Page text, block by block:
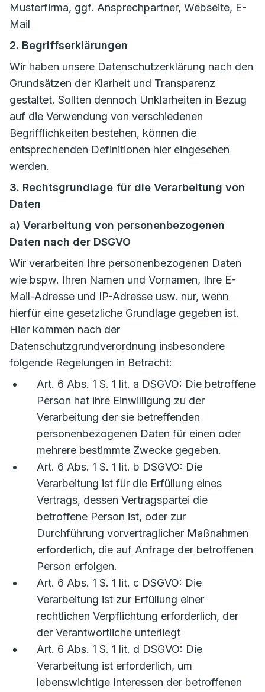
Musterfirma, ggf. Ansprechpartner, Webseite, E-
Mail
2. Begriffserklärungen
Wir haben unsere Datenschutzerklärung nach den
Grundsätzen der Klarheit und Transparenz
gestaltet. Sollten dennoch Unklarheiten in Bezug
auf die Verwendung von verschiedenen
Begrifflichkeiten bestehen, können die
entsprechenden Definitionen hier eingesehen
werden.
3. Rechtsgrundlage für die Verarbeitung von
Daten
a) Verarbeitung von personenbezogenen
Daten nach der DSGVO
Wir verarbeiten Ihre personenbezogenen Daten
wie bspw. Ihren Namen und Vornamen, Ihre E-
Mail-Adresse und IP-Adresse usw. nur, wenn
hierfür eine gesetzliche Grundlage gegeben ist.
Hier kommen nach der
Datenschutzgrundverordnung insbesondere
folgende Regelungen in Betracht:
Art. 6 Abs. 1 S. 1 lit. a DSGVO: Die betroffene
Person hat ihre Einwilligung zu der
Verarbeitung der sie betreffenden
personenbezogenen Daten für einen oder
mehrere bestimmte Zwecke gegeben.
Art. 6 Abs. 1 S. 1 lit. b DSGVO: Die
Verarbeitung ist für die Erfüllung eines
Vertrags, dessen Vertragspartei die
betroffene Person ist, oder zur
Durchführung vorvertraglicher Maßnahmen
erforderlich, die auf Anfrage der betroffenen
Person erfolgen.
Art. 6 Abs. 1 S. 1 lit. c DSGVO: Die
Verarbeitung ist zur Erfüllung einer
rechtlichen Verpflichtung erforderlich, der
der Verantwortliche unterliegt
Art. 6 Abs. 1 S. 1 lit. d DSGVO: Die
Verarbeitung ist erforderlich, um
lebenswichtige Interessen der betroffenen